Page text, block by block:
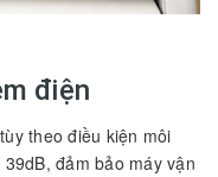
điện
theo điều kiện môi
đảm bảo máy vận